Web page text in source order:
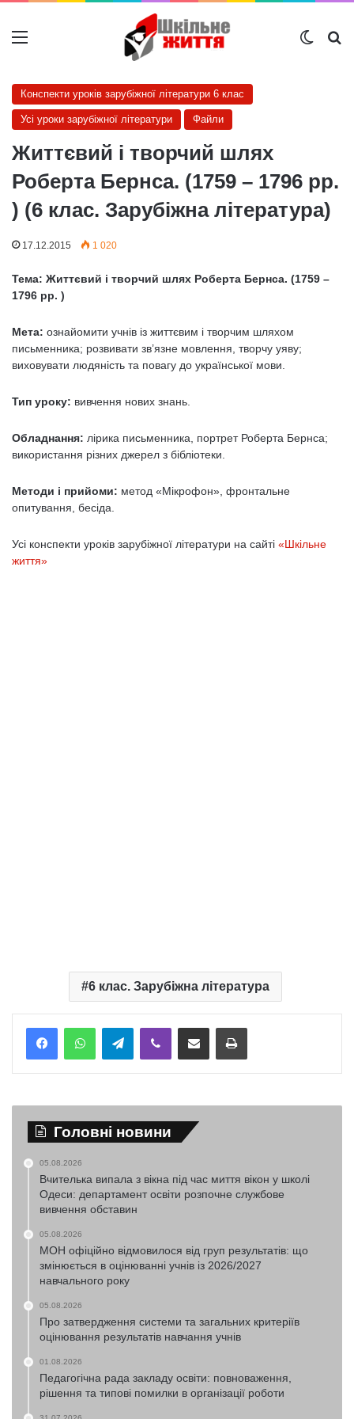
Меню
Конспекти уроків зарубіжної літератури 6 клас
Усі уроки зарубіжної літератури Файли
Життєвий і творчий шлях
Роберта Бернса. (1759 – 1796 рр.
) (6 клас. Зарубіжна література)
17.12.2015 1 020
Тема: Життєвий і творчий шлях Роберта Бернса. (1759 –
1796 рр. )
Мета: ознайомити учнів із життєвим і творчим шляхом
письменника; розвивати зв’язне мовлення, творчу уяву;
виховувати людяність та повагу до української мови.
Тип уроку: вивчення нових знань.
Обладнання: лірика письменника, портрет Роберта Бернса;
використання різних джерел з бібліотеки.
Методи і прийоми: метод «Мікрофон», фронтальне
опитування, бесіда.
Усі конспекти уроків зарубіжної літератури на сайті «Шкільне
життя»
6 клас. Зарубіжна література
TelegramViber Надіслати електронною поштоюНадрукувати
Головні новини
05.08.2026
Вчителька випала з вікна під час миття вікон у школі
Одеси: департамент освіти розпочне службове
вивчення обставин
05.08.2026
МОН офіційно відмовилося від груп результатів: що
змінюється в оцінюванні учнів із 2026/2027
навчального року
05.08.2026
Про затвердження системи та загальних критеріїв
оцінювання результатів навчання учнів
01.08.2026
Педагогічна рада закладу освіти: повноваження,
рішення та типові помилки в організації роботи